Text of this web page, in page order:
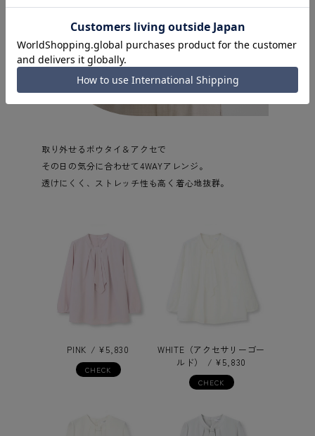
取り外せるボウタイ＆アクセで
その日の気分に合わせて4WAYアレンジ。
透けにくく、ストレッチ性も高く着心地抜群。
PINK ¥5,830
CHECK
WHITE（アクセサリーゴー
ルド）
¥5,830
CHECK